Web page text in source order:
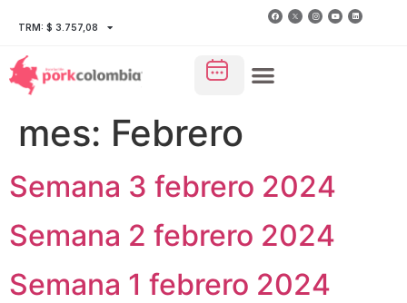
TRM: $ 3.757,08
mes: Febrero
Semana 3 febrero 2024
Semana 2 febrero 2024
Semana 1 febrero 2024